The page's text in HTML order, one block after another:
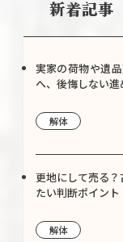
新着記事
実家の荷物や遺
へ、後悔しない進
解体
更地にして売る
たい判断ポイント
解体